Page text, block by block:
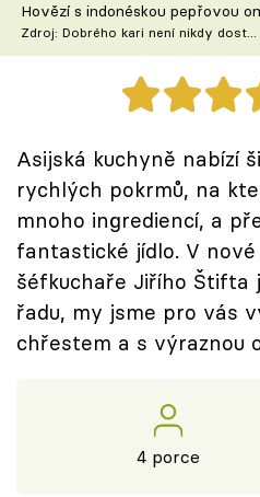
Speciál: Cuketa
Těhotnej kuchař
Přihlášení
Sledujte nás
Hovězí s indonéskou pepřovou
Zdroj: Dobrého kari není nikdy dost...
Asijská kuchyně nabízí
rychlých pokrmů, na
mnoho ingrediencí, a
fantastické jídlo. V
šéfkuchaře Jiřího Štifta
řadu, my jsme pro vás
chřestem a s výraznou
4 porce